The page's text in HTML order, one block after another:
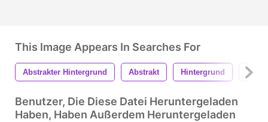
This Image Appears In Searches For
Abstrakter Hintergrund Abstrakt Hintergrund
Benutzer, Die Diese Datei Heruntergeladen
Haben, Haben Außerdem Heruntergeladen